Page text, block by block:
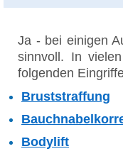
Ja - bei einigen
sinnvoll. In
folgenden
Bruststraffung
Bodylift